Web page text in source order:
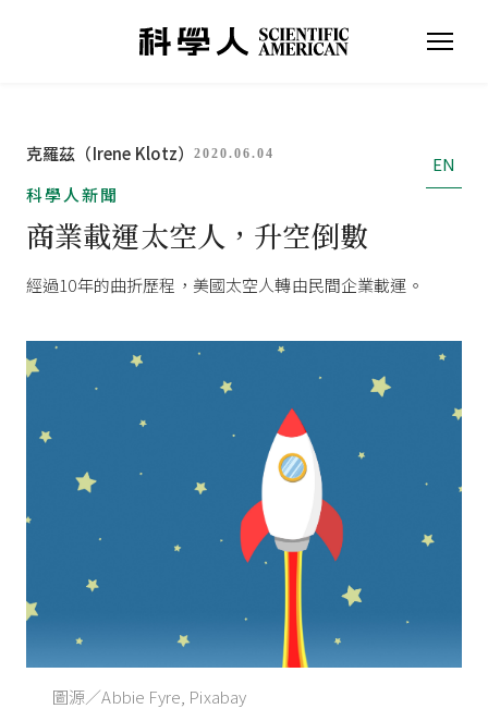
克羅茲（Irene Klotz）2020.06.04
EN
科學人新聞
商業載運太空人，升空倒數
經過10年的曲折歷程，美國太空人轉由民間企業載運。
圖源／Abbie Fyre, Pixabay